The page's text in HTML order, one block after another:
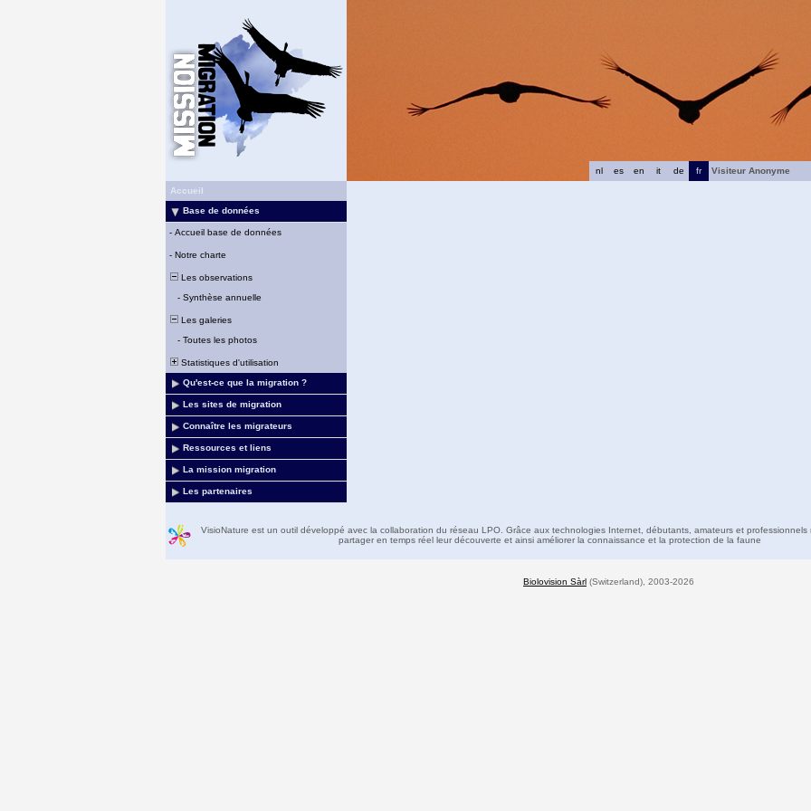
fr
de
it
en
es
nl
Visiteur Anonyme
Accueil
Base de données
- Accueil base de données
- Notre charte
Les observations
- Synthèse annuelle
Les galeries
- Toutes les photos
Statistiques d'utilisation
Qu'est-ce que la migration ?
Les sites de migration
Connaître les migrateurs
Ressources et liens
La mission migration
Les partenaires
VisioNature est un outil développé avec la collaboration du réseau LPO. Grâce aux technologies Internet, débutants, amateurs et professionnels
partager en temps réel leur découverte et ainsi améliorer la connaissance et la protection de la faune
Biolovision Sàrl (Switzerland), 2003-2026